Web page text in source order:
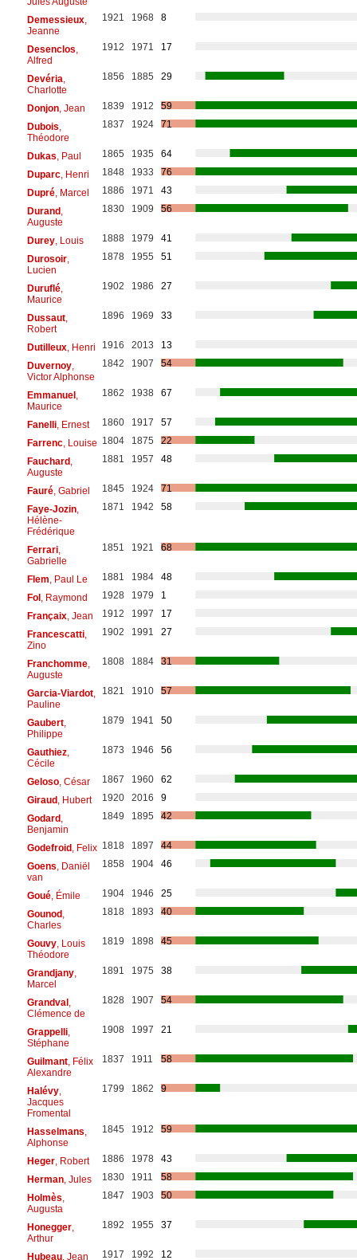
Demessieux,
Jeanne
1921 1968 8
Desenclos
Alfred
1912 1971 17
Devéria
Charlotte
1856 1885 29
Donjon, Jean 1839 1912
59
Dubois
Théodore
1837 1924 71
Dukas , Paul 1865 1935
64
Duparc, Henri 1848 1933
76
Dupré, Marcel 1886 1971
43
Durand,
Auguste
1830 1909 56
Durey, Louis 1888 1979
41
Durosoir,
Lucien
1878 1955 51
Duruflé,
Maurice
1902 1986 27
Dussaut,
Robert
1896 1969 33
Dutilleux, Henri 1916 2013
13
Duvernoy,
Victor Alphonse
1842 1907 54
Emmanuel,
Maurice
1862 1938 67
Fanelli, Ernest 1860 1917
57
Farrenc, Louise 1804 1875
22
Fauchard,
Auguste
1881 1957 48
Fauré, Gabriel 1845 1924
71
Faye-Jozin,
Hélène-
Frédérique
1871 1942 58
Ferrari,
Gabrielle
1851 1921 68
Flem , Paul Le 1881 1984
48
Fol, Raymond 1928 1979
1
Françaix, Jean 1912 1997
17
Francescatti,
Zino
1902 1991 27
Franchomme,
Auguste
1808 1884 31
Garcia-Viardot,
Pauline
1821 1910 57
Gaubert,
Philippe
1879 1941 50
Gauthiez,
Cécile
1873 1946 56
Geloso, César 1867 1960
62
Giraud, Hubert 1920 2016
9
Godard,
Benjamin
1849 1895 42
Godefroid, Felix 1818 1897
44
Goens , Daniël
van
1858 1904 46
Goué, Émile 1904 1946
25
Gounod,
Charles
1818 1893 40
Gouvy, Louis
Théodore
1819 1898 45
Grandjany,
Marcel
1891 1975 38
Grandval,
Clémence de
1828 1907 54
Grappelli,
Stéphane
1908 1997 21
Guilmant, Félix
Alexandre
1837 1911 58
Halévy,
Jacques
Fromental
1799 1862 9
Hasselmans
Alphonse
1845 1912 59
Heger, Robert 1886 1978
43
Herman, Jules 1830 1911
58
Holmès
Augusta
1847 1903 50
Honegger,
Arthur
1892 1955 37
Hubeau, Jean 1917 1992
12